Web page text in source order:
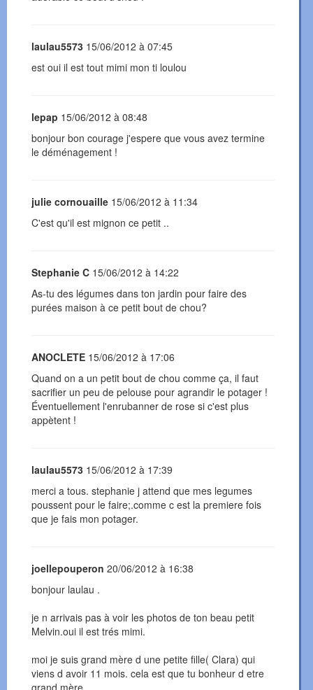
laulau5573 15/06/2012 à 07:45
est oui il est tout mimi mon ti loulou
lepap 15/06/2012 à 08:48
bonjour bon courage j'espere que vous avez termine
le déménagement !
julie cornouaille 15/06/2012 à 11:34
C'est qu'il est mignon ce petit ..
Stephanie C 15/06/2012 à 14:22
As-tu des légumes dans ton jardin pour faire des
purées maison à ce petit bout de chou?
ANOCLETE 15/06/2012 à 17:06
Quand on a un petit bout de chou comme ça, il faut
sacrifier un peu de pelouse pour agrandir le potager !
Éventuellement l'enrubanner de rose si c'est plus
appètent !
laulau5573 15/06/2012 à 17:39
merci a tous. stephanie j attend que mes legumes
poussent pour le faire;.comme c est la premiere fois
que je fais mon potager.
joellepouperon 20/06/2012 à 16:38
bonjour laulau .
je n arrivais pas à voir les photos de ton beau petit
Melvin.oui il est trés mimi.
moi je suis grand mère d une petite fille( Clara) qui
viens d avoir 11 mois. cela est que tu bonheur d etre